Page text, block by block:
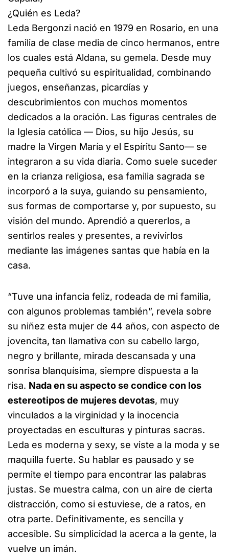
¿Quién es Leda?
Leda Bergonzi nació en 1979 en Rosario, en una
familia de clase media de cinco hermanos, entre
los cuales está Aldana, su gemela. Desde muy
pequeña cultivó su espiritualidad, combinando
juegos, enseñanzas, picardías y
descubrimientos con muchos momentos
dedicados a la oración. Las figuras centrales de
la Iglesia católica — Dios, su hijo Jesús, su
madre la Virgen María y el Espíritu Santo— se
integraron a su vida diaria. Como suele suceder
en la crianza religiosa, esa familia sagrada se
incorporó a la suya, guiando su pensamiento,
sus formas de comportarse y, por supuesto, su
visión del mundo. Aprendió a quererlos, a
sentirlos reales y presentes, a revivirlos
mediante las imágenes santas que había en la
casa.
“Tuve una infancia feliz, rodeada de mi familia,
con algunos problemas también”, revela sobre
su niñez esta mujer de 44 años, con aspecto de
jovencita, tan llamativa con su cabello largo,
negro y brillante, mirada descansada y una
sonrisa blanquísima, siempre dispuesta a la
risa. Nada en su aspecto se condice con los
estereotipos de mujeres devotas, muy
vinculados a la virginidad y la inocencia
proyectadas en esculturas y pinturas sacras.
Leda es moderna y sexy, se viste a la moda y se
maquilla fuerte. Su hablar es pausado y se
permite el tiempo para encontrar las palabras
justas. Se muestra calma, con un aire de cierta
distracción, como si estuviese, de a ratos, en
otra parte. Definitivamente, es sencilla y
accesible. Su simplicidad la acerca a la gente, la
vuelve un imán.